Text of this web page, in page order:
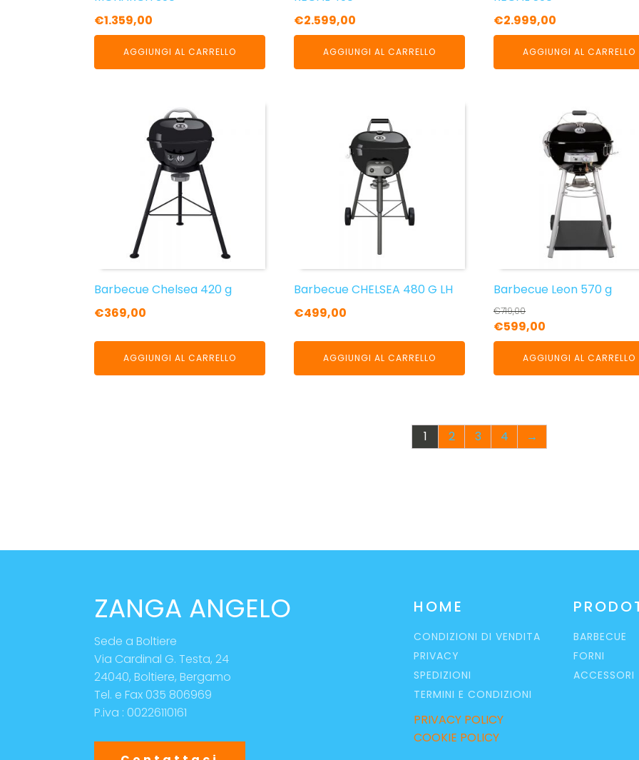
€1.359,00
AGGIUNGI AL CARRELLO
€2.599,00
AGGIUNGI AL CARRELLO
€2.999,00
AGGIUNGI AL CARRELLO
Barbecue Chelsea 420 g
€369,00
AGGIUNGI AL CARRELLO
Barbecue CHELSEA 480 G LH
€499,00
AGGIUNGI AL CARRELLO
Barbecue Leon 570 g
€719,00
Il
prezzo
originale
era:
€599,00
prezzo
attuale
è:
AGGIUNGI AL CARRELLO
1 2 3 4 →
ZANGA ANGELO
Sede a Boltiere
Via Cardinal G. Testa, 24
24040, Boltiere, Bergamo
Tel. e Fax 035 806969
P.iva : 00226110161
HOME
CONDIZIONI DI VENDITA
PRIVACY
SPEDIZIONI
TERMINI E CONDIZIONI
PRIVACY POLICY
COOKIE POLICY
BARBECUE
FORNI
ACCESSORI